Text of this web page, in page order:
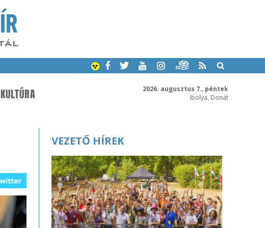
2026. augusztus 7., péntek
Ibolya, Donát
KULTÚRA
VEZETŐ HÍREK